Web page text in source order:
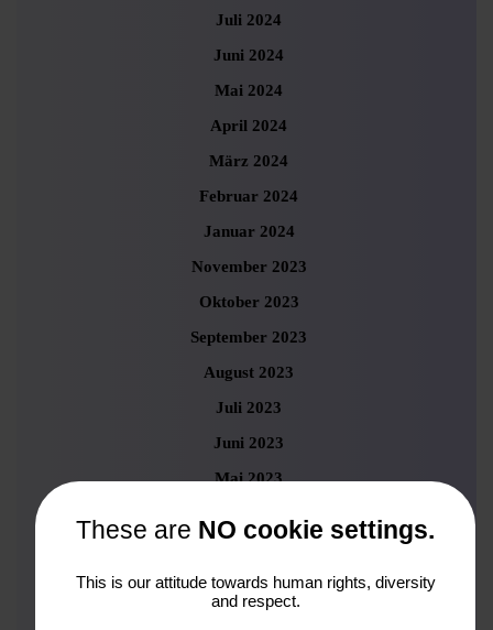
Juli 2024
Juni 2024
Mai 2024
April 2024
März 2024
Februar 2024
Januar 2024
November 2023
Oktober 2023
September 2023
August 2023
Juli 2023
Juni 2023
Mai 2023
Februar 2023
These are NO cookie settings.
This is our attitude towards human rights, diversity
and respect.